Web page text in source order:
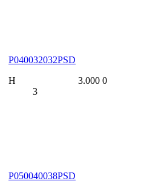
P040032032PSD
H
3
3.000 0
P050040038PSD